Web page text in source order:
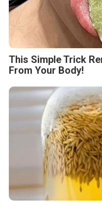
This Simple Trick
From Your Body!